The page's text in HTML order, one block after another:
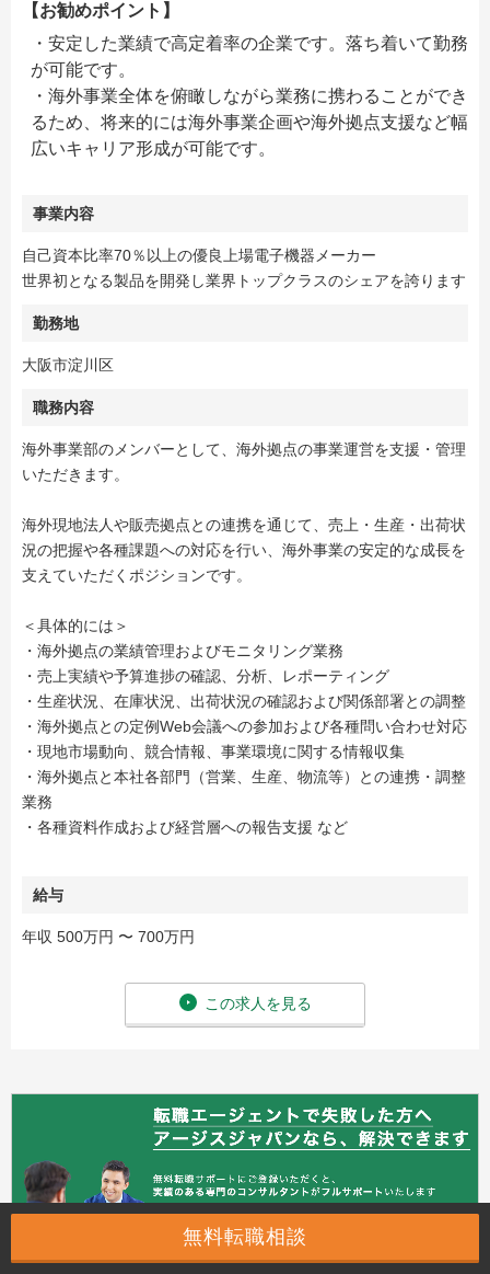
【お勧めポイント】
・安定した業績で高定着率の企業です。落ち着いて勤務
が可能です。
・海外事業全体を俯瞰しながら業務に携わることができ
るため、将来的には海外事業企画や海外拠点支援など幅
広いキャリア形成が可能です。
事業内容
自己資本比率70％以上の優良上場電子機器メーカー
世界初となる製品を開発し業界トップクラスのシェアを誇ります
勤務地
大阪市淀川区
職務内容
海外事業部のメンバーとして、海外拠点の事業運営を支援・管理
いただきます。
海外現地法人や販売拠点との連携を通じて、売上・生産・出荷状
況の把握や各種課題への対応を行い、海外事業の安定的な成長を
支えていただくポジションです。
＜具体的には＞
・海外拠点の業績管理およびモニタリング業務
・売上実績や予算進捗の確認、分析、レポーティング
・生産状況、在庫状況、出荷状況の確認および関係部署との調整
・海外拠点との定例Web会議への参加および各種問い合わせ対応
・現地市場動向、競合情報、事業環境に関する情報収集
・海外拠点と本社各部門（営業、生産、物流等）との連携・調整
業務
・各種資料作成および経営層への報告支援 など
給与
年収 500万円 〜 700万円
この求人を見る
無料転職相談